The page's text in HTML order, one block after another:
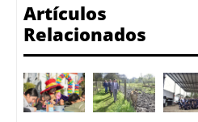
Artículos
Relacionados